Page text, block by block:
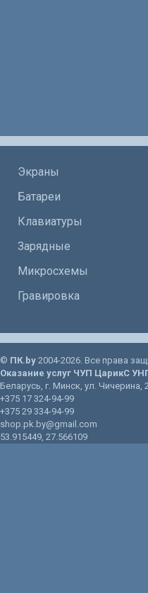
Экраны
Батареи
Клавиатуры
Зарядные
Микросхемы
Гравировка
© ПК.by 2004-2026. Все права
Оказание услуг ЧУП ЦарикС
Беларусь, г. Минск, ул. Чичерина,
+375 17 324-94-99
+375 29 334-94-99
shop.pk.by@gmail.com
53.915449, 27.566109